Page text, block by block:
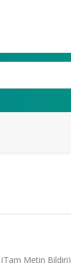
Metin Bildiri)